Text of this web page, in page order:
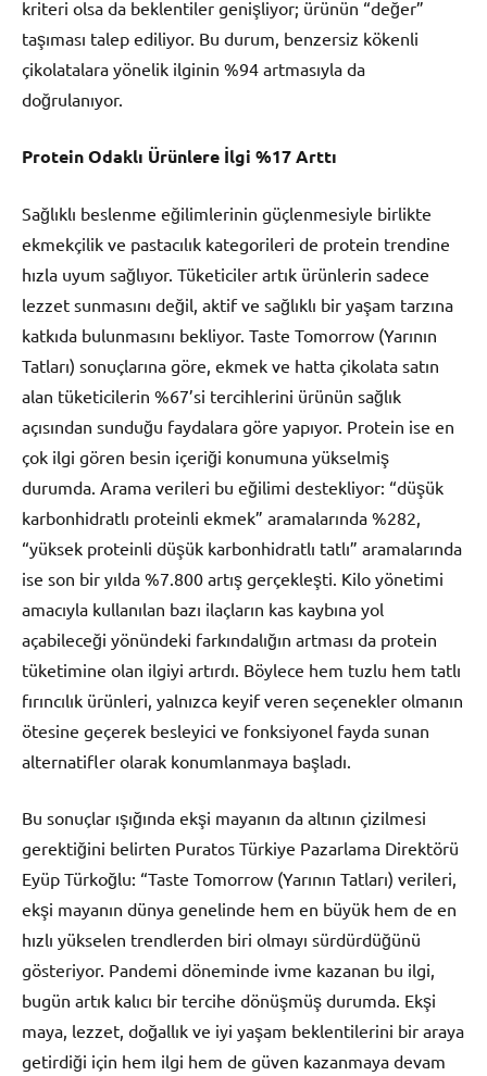
kriteri olsa da beklentiler genişliyor; ürünün “değer”
taşıması talep ediliyor. Bu durum, benzersiz kökenli
çikolatalara yönelik ilginin %94 artmasıyla da
doğrulanıyor.
Protein Odaklı Ürünlere İlgi %17 Arttı
Sağlıklı beslenme eğilimlerinin güçlenmesiyle birlikte
ekmekçilik ve pastacılık kategorileri de protein trendine
hızla uyum sağlıyor. Tüketiciler artık ürünlerin sadece
lezzet sunmasını değil, aktif ve sağlıklı bir yaşam tarzına
katkıda bulunmasını bekliyor. Taste Tomorrow (Yarının
Tatları) sonuçlarına göre, ekmek ve hatta çikolata satın
alan tüketicilerin %67’si tercihlerini ürünün sağlık
açısından sunduğu faydalara göre yapıyor. Protein ise en
çok ilgi gören besin içeriği konumuna yükselmiş
durumda. Arama verileri bu eğilimi destekliyor: “düşük
karbonhidratlı proteinli ekmek” aramalarında %282,
“yüksek proteinli düşük karbonhidratlı tatlı” aramalarında
ise son bir yılda %7.800 artış gerçekleşti. Kilo yönetimi
amacıyla kullanılan bazı ilaçların kas kaybına yol
açabileceği yönündeki farkındalığın artması da protein
tüketimine olan ilgiyi artırdı. Böylece hem tuzlu hem tatlı
fırıncılık ürünleri, yalnızca keyif veren seçenekler olmanın
ötesine geçerek besleyici ve fonksiyonel fayda sunan
alternatifler olarak konumlanmaya başladı.
Bu sonuçlar ışığında ekşi mayanın da altının çizilmesi
gerektiğini belirten Puratos Türkiye Pazarlama Direktörü
Eyüp Türkoğlu: “Taste Tomorrow (Yarının Tatları) verileri,
ekşi mayanın dünya genelinde hem en büyük hem de en
hızlı yükselen trendlerden biri olmayı sürdürdüğünü
gösteriyor. Pandemi döneminde ivme kazanan bu ilgi,
bugün artık kalıcı bir tercihe dönüşmüş durumda. Ekşi
maya, lezzet, doğallık ve iyi yaşam beklentilerini bir araya
getirdiği için hem ilgi hem de güven kazanmaya devam